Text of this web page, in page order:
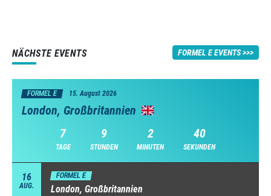
NÄCHSTE EVENTS FORMEL E EVENTS
FORMEL E 15. August 2026
London, Großbritannien
7
TAGE
9
STUNDEN
2
MINUTEN
39
SEKUNDEN
16
AUG.
FORMEL E
London, Großbritannien